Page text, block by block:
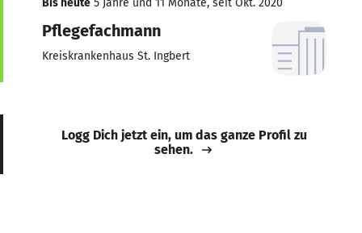
Pflegefachmann
Kreiskrankenhaus St. Ingbert
Logg Dich jetzt ein, um das ganze Profil zu
sehen.